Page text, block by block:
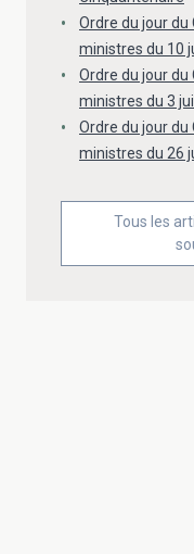
Ordre du jour du
ministres du 10
Ordre du jour du
ministres du 3
Ordre du jour du
ministres du 26
Tous les